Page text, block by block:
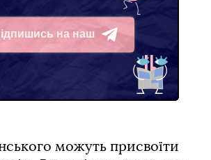
Гетманцевкритикував результати
та митної служб за нових
додав, що відповідальність за їх
на себе саме Марченко.
. Що відбувається? —